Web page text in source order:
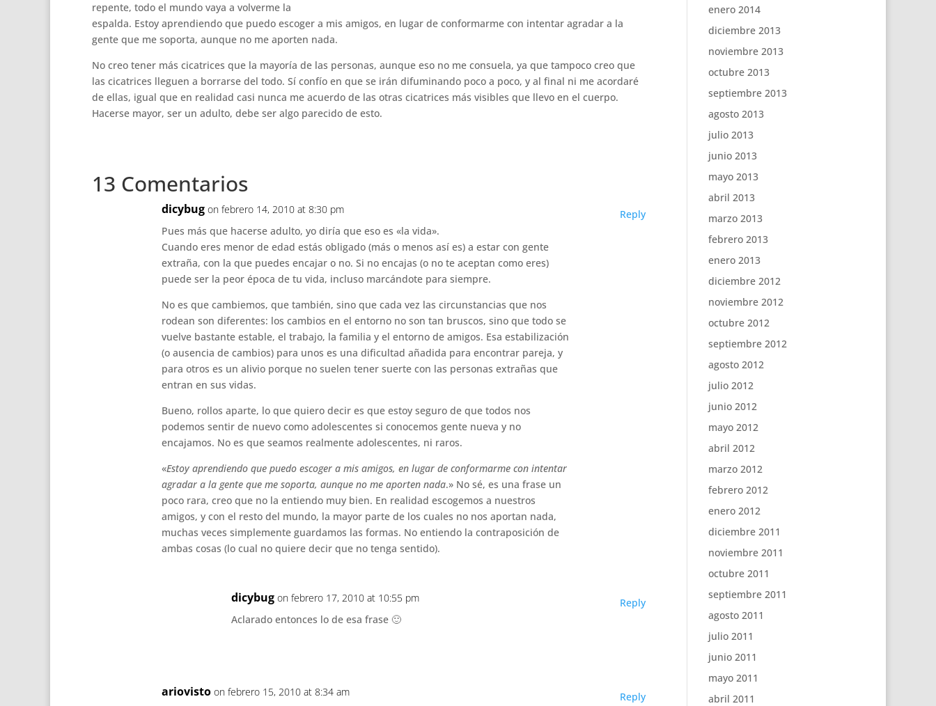
repente, todo el mundo vaya a volverme la
espalda. Estoy aprendiendo que puedo escoger a mis amigos, en lugar de conformarme con intentar agradar a la
gente que me soporta, aunque no me aporten nada.
No creo tener más cicatrices que la mayoría de las personas, aunque eso no me consuela, ya que tampoco creo que
las cicatrices lleguen a borrarse del todo. Sí confío en que se irán difuminando poco a poco, y al final ni me acordaré
de ellas, igual que en realidad casi nunca me acuerdo de las otras cicatrices más visibles que llevo en el cuerpo.
Hacerse mayor, ser un adulto, debe ser algo parecido de esto.
13 Comentarios
dicybug on febrero 14, 2010 at 8:30 pm
Pues más que hacerse adulto, yo diría que eso es «la vida».
Cuando eres menor de edad estás obligado (más o menos así es) a estar con gente
extraña, con la que puedes encajar o no. Si no encajas (o no te aceptan como eres)
puede ser la peor época de tu vida, incluso marcándote para siempre.
No es que cambiemos, que también, sino que cada vez las circunstancias que nos
rodean son diferentes: los cambios en el entorno no son tan bruscos, sino que todo se
vuelve bastante estable, el trabajo, la familia y el entorno de amigos. Esa estabilización
(o ausencia de cambios) para unos es una dificultad añadida para encontrar pareja, y
para otros es un alivio porque no suelen tener suerte con las personas extrañas que
entran en sus vidas.
Bueno, rollos aparte, lo que quiero decir es que estoy seguro de que todos nos
podemos sentir de nuevo como adolescentes si conocemos gente nueva y no
encajamos. No es que seamos realmente adolescentes, ni raros.
«Estoy aprendiendo que puedo escoger a mis amigos, en lugar de conformarme con intentar
agradar a la gente que me soporta, aunque no me aporten nada.» No sé, es una frase un
poco rara, creo que no la entiendo muy bien. En realidad escogemos a nuestros
amigos, y con el resto del mundo, la mayor parte de los cuales no nos aportan nada,
muchas veces simplemente guardamos las formas. No entiendo la contraposición de
ambas cosas (lo cual no quiere decir que no tenga sentido).
Reply
dicybug on febrero 17, 2010 at 10:55 pm
Aclarado entonces lo de esa frase 🙂
Reply
ariovisto on febrero 15, 2010 at 8:34 am
Reply
enero 2014
diciembre 2013
noviembre 2013
octubre 2013
septiembre 2013
agosto 2013
julio 2013
junio 2013
mayo 2013
abril 2013
marzo 2013
febrero 2013
enero 2013
diciembre 2012
noviembre 2012
octubre 2012
septiembre 2012
agosto 2012
julio 2012
junio 2012
mayo 2012
abril 2012
marzo 2012
febrero 2012
enero 2012
diciembre 2011
noviembre 2011
octubre 2011
septiembre 2011
agosto 2011
julio 2011
junio 2011
mayo 2011
abril 2011